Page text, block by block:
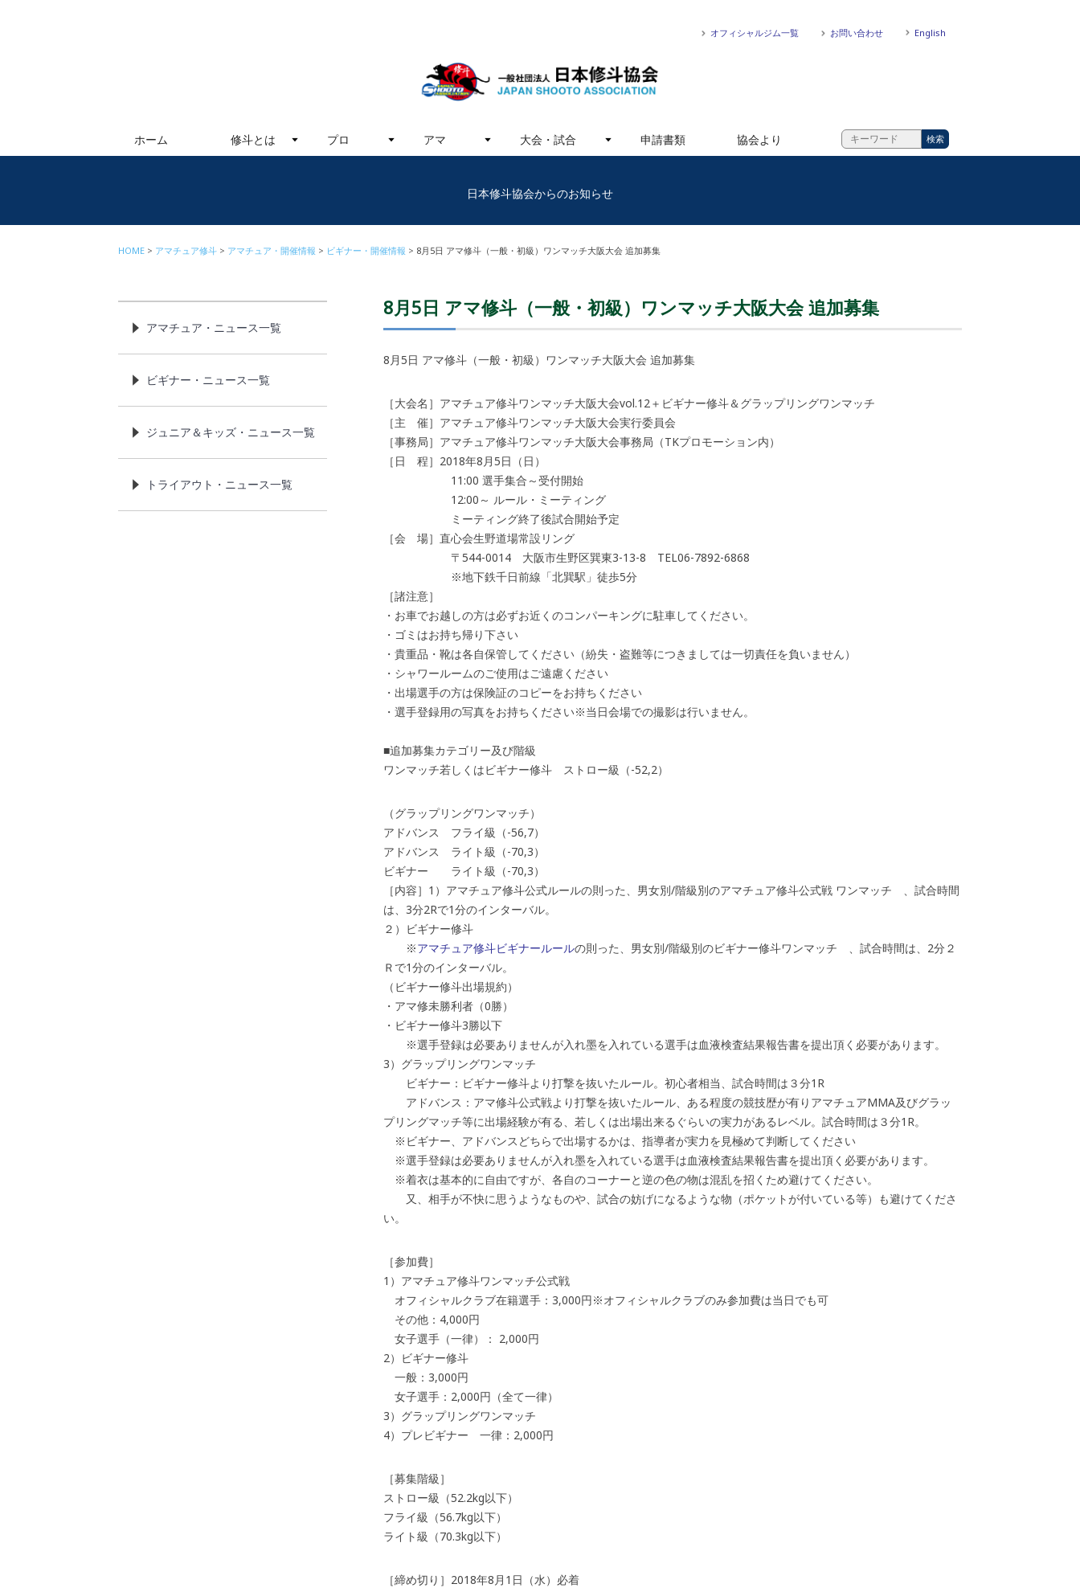
オフィシャルジム一覧 お問い合わせ English
ホーム 修斗とは プロ アマ 大会・試合 申請書類 協会より
日本修斗協会からのお知らせ
HOME アマチュア修斗 アマチュア・開催情報 ビギナー・開催情報 8月5日 アマ修斗（一般・初級）ワンマッチ大阪大会 追加募集
8月5日 アマ修斗（一般・初級）ワンマッチ大阪大会 追加募集
8月5日 アマ修斗（一般・初級）ワンマッチ大阪大会 追加募集
［大会名］アマチュア修斗ワンマッチ大阪大会vol.12＋ビギナー修斗＆グラップリングワンマッチ
［主 催］アマチュア修斗ワンマッチ大阪大会実行委員会
［事務局］アマチュア修斗ワンマッチ大阪大会事務局（TKプロモーション内）
［日 程］2018年8月5日（日）
11:00 選手集合～受付開始
12:00～ ルール・ミーティング
ミーティング終了後試合開始予定
［会 場］直心会生野道場常設リング
〒544-0014 大阪市生野区巽東3-13-8 TEL06-7892-6868
※地下鉄千日前線「北巽駅」徒歩5分
［諸注意］
・お車でお越しの方は必ずお近くのコンパーキングに駐車してください。
・ゴミはお持ち帰り下さい
・貴重品・靴は各自保管してください（紛失・盗難等につきましては一切責任を負いません）
・シャワールームのご使用はご遠慮ください
・出場選手の方は保険証のコピーをお持ちください
・選手登録用の写真をお持ちください※当日会場での撮影は行いません。
■追加募集カテゴリー及び階級
ワンマッチ若しくはビギナー修斗 ストロー級（-52,2）
（グラップリングワンマッチ）
アドバンス フライ級（-56,7）
アドバンス ライト級（-70,3）
ビギナー ライト級（-70,3）
［内容］1）アマチュア修斗公式ルールの則った、男女別/階級別のアマチュア修斗公式戦 ワンマッチ 、試合時間
は、3分2Rで1分のインターバル。
２）ビギナー修斗
※アマチュア修斗ビギナールールの則った、男女別/階級別のビギナー修斗ワンマッチ 、試合時間は、2分２
Ｒで1分のインターバル。
（ビギナー修斗出場規約）
・アマ修未勝利者（0勝）
・ビギナー修斗3勝以下
※選手登録は必要ありませんが入れ墨を入れている選手は血液検査結果報告書を提出頂く必要があります。
3）グラップリングワンマッチ
ビギナー：ビギナー修斗より打撃を抜いたルール。初心者相当、試合時間は３分1R
アドバンス：アマ修斗公式戦より打撃を抜いたルール、ある程度の競技歴が有りアマチュアMMA及びグラッ
プリングマッチ等に出場経験が有る、若しくは出場出来るぐらいの実力があるレベル。試合時間は３分1R。
※ビギナー、アドバンスどちらで出場するかは、指導者が実力を見極めて判断してください
※選手登録は必要ありませんが入れ墨を入れている選手は血液検査結果報告書を提出頂く必要があります。
※着衣は基本的に自由ですが、各自のコーナーと逆の色の物は混乱を招くため避けてください。
又、相手が不快に思うようなものや、試合の妨げになるような物（ポケットが付いている等）も避けてくださ
い。
［参加費］
1）アマチュア修斗ワンマッチ公式戦
オフィシャルクラブ在籍選手：3,000円※オフィシャルクラブのみ参加費は当日でも可
その他：4,000円
女子選手（一律）： 2,000円
2）ビギナー修斗
一般：3,000円
女子選手：2,000円（全て一律）
3）グラップリングワンマッチ
4）プレビギナー 一律：2,000円
［募集階級］
ストロー級（52.2kg以下）
フライ級（56.7kg以下）
ライト級（70.3kg以下）
［締め切り］2018年8月1日（水）必着
アマチュア・ニュース一覧
ビギナー・ニュース一覧
ジュニア＆キッズ・ニュース一覧
トライアウト・ニュース一覧